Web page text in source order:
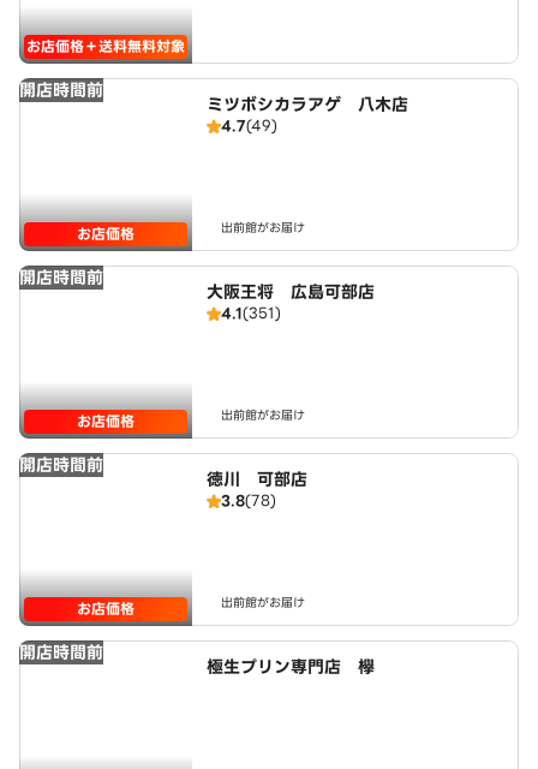
お店価格＋送料無料対象
開店時間前
お店価格
ミツボシカラアゲ 八木店
4.7(49)
出前館がお届け
開店時間前
お店価格
大阪王将 広島可部店
4.1(351)
出前館がお届け
開店時間前
お店価格
徳川 可部店
3.8(78)
出前館がお届け
開店時間前
極生プリン専門店 欅